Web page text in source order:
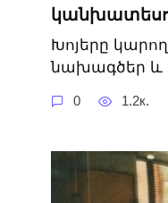
Խոյերը
նախագծեր և
0 1.2к.